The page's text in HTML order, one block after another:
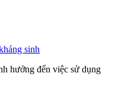
sinh
hưởng đến việc sử dụng